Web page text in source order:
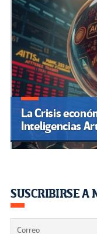
La Crisis
Inteligencias
SUSCRIBIRSE A